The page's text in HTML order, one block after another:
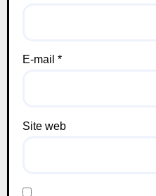
E-mail *
Site web